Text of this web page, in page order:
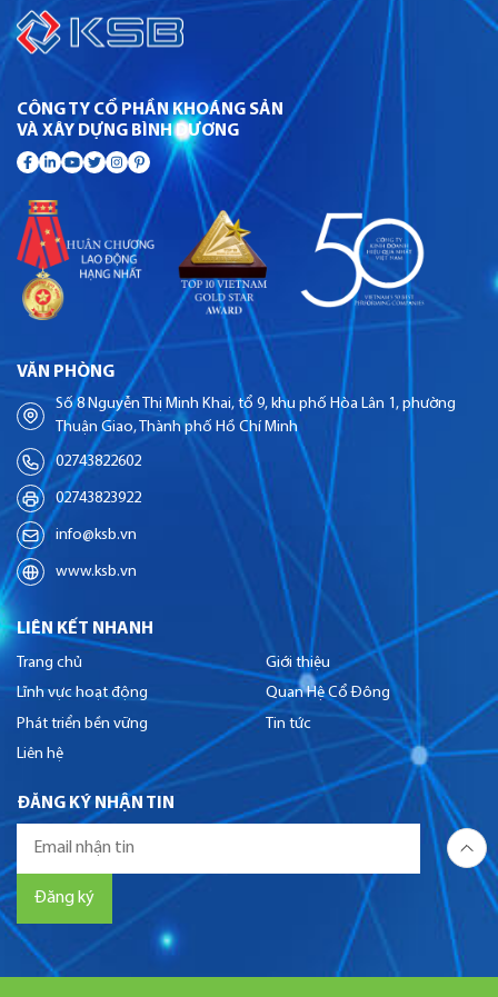
CÔNG TY CỔ PHẦN KHOÁNG SẢN
VÀ XÂY DỰNG BÌNH DƯƠNG
VĂN PHÒNG
Số 8 Nguyễn Thị Minh Khai, tổ 9, khu phố Hòa Lân 1, phường
Thuận Giao, Thành phố Hồ Chí Minh
02743822602
02743823922
info@ksb.vn
www.ksb.vn
LIÊN KẾT NHANH
Trang chủ
Giới thiệu
Lĩnh vực hoạt động
Quan Hệ Cổ Đông
Phát triển bền vững
Tin tức
Liên hệ
ĐĂNG KÝ NHẬN TIN